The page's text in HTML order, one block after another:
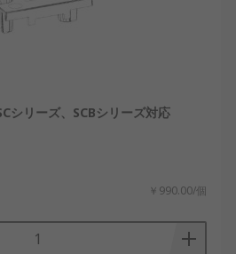
シリーズ、SCBシリーズ対応
￥990.00/個